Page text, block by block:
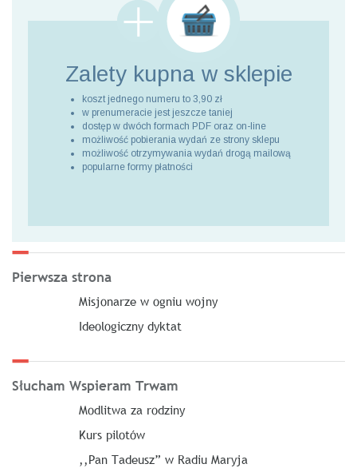
Zalety kupna w sklepie
koszt jednego numeru to 3,90 zł
w prenumeracie jest jeszcze taniej
dostęp w dwóch formach PDF oraz on-line
możliwość pobierania wydań ze strony sklepu
możliwość otrzymywania wydań drogą mailową
popularne formy płatności
Pierwsza strona
Misjonarze w ogniu wojny
Ideologiczny dyktat
Słucham Wspieram Trwam
Modlitwa za rodziny
Kurs pilotów
,,Pan Tadeusz” w Radiu Maryja